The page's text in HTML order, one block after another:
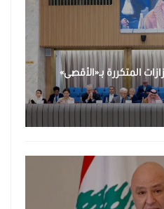
المتكررة بـ«الأقصى»